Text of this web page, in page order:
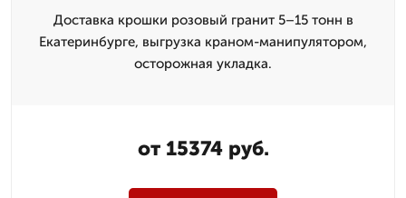
Доставка крошки розовый гранит 5–15 тонн в
Екатеринбурге, выгрузка краном-манипулятором,
осторожная укладка.
от 15374 руб.